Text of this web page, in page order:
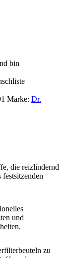
bin
Marke: Dr.
die reizlindernd
und
zu